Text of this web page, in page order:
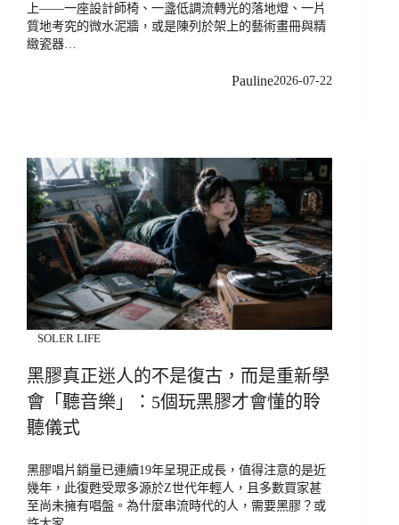
上——一座設計師椅、一盞低調流轉光的落地燈、一片
質地考究的微水泥牆，或是陳列於架上的藝術畫冊與精
緻瓷器…
Pauline2026-07-22
SOLER LIFE
黑膠真正迷人的不是復古，而是重新學
會「聽音樂」：5個玩黑膠才會懂的聆
聽儀式
黑膠唱片銷量已連續19年呈現正成長，值得注意的是近
幾年，此復甦受眾多源於Z世代年輕人，且多數買家甚
至尚未擁有唱盤。為什麼串流時代的人，需要黑膠？或